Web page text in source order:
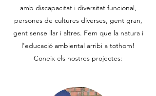
amb discapacitat i diversitat funcional,
persones de cultures diverses, gent gran,
gent sense llar i altres. Fem que la natura i
l'educació ambiental arribi a tothom!
Coneix els nostres projectes: